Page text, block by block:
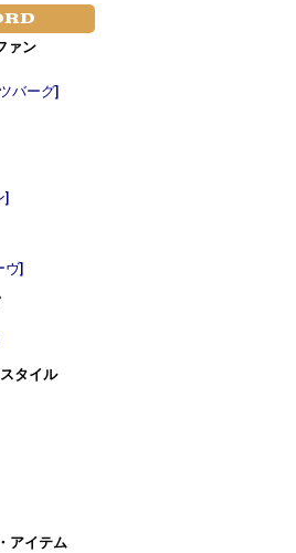
ァン
バーグ]
]
ヴ]
タイル
アイテム